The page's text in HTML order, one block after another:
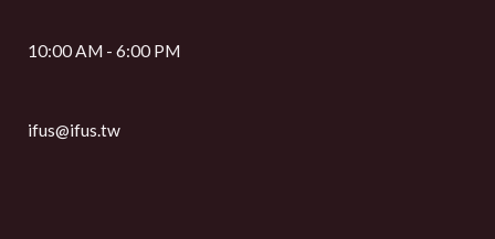
10:00 AM - 6:00 PM
ifus@ifus.tw